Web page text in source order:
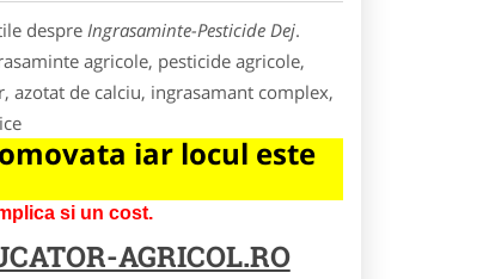
despre Ingrasaminte-Pesticide Dej.
agricole, pesticide agricole,
azotat de calciu, ingrasamant complex,
iar locul este
si un cost.
AGRICOL.RO